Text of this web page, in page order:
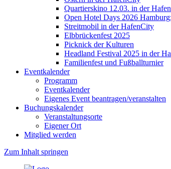
Quartierskino 12.03. in der
Open Hotel Days 2026
Streitmobil in der HafenCity
Elbbrückenfest 2025
Picknick der Kulturen
Headland Festival 2025 in der
Familienfest und Fußballturnier
Eventkalender
Programm
Eventkalender
Eigenes Event beantragen/veranstalten
Buchungskalender
Veranstaltungsorte
Eigener Ort
Mitglied werden
Zum Inhalt springen